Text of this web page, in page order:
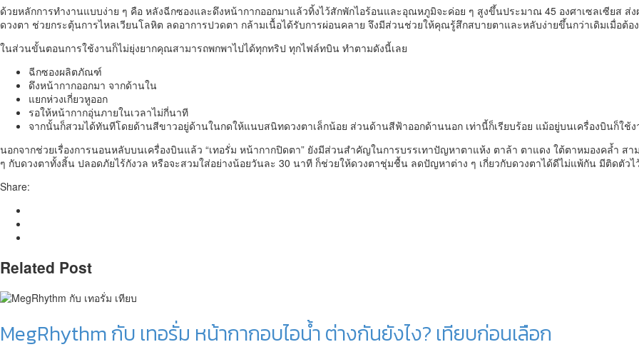
ด้วยหลักการทำงานแบบง่าย ๆ คือ หลังฉีกซองและดึงหน้ากากออกมาแล้วทิ้งไว้สักพักไอร้อนและอุณหภูมิจะค่อย ๆ สูงขึ้นประมาณ 45 องศาเซลเซียส
ดวงตา ช่วยกระตุ้นการไหลเวียนโลหิต ลดอาการปวดตา กล้ามเนื้อได้รับการผ่อนคลาย จึงมีส่วนช่วยให้คุณรู้สึกสบายตาและหลับง่ายขึ้นกว่าเดิมเมื่อต้อ
ในส่วนขั้นตอนการใช้งานก็ไม่ยุ่งยากคุณสามารถพกพาไปได้ทุกทริป ทุกไฟล์ทบิน ทำตามดังนี้เลย
ฉีกซองผลิตภัณฑ์
ดึงหน้ากากออกมา จากด้านใน
แยกห่วงเกี่ยวหูออก
รอให้หน้ากากอุ่นภายในเวลาไม่กี่นาที
จากนั้นก็สวมได้ทันทีโดยด้านสีขาวอยู่ด้านในกดให้แนบสนิทดวงตาเล็กน้อย ส่วนด้านสีฟ้าออกด้านนอก เท่านี้ก็เรียบร้อย แม้อยู่บนเครื่องบินก็ใช้
นอกจากช่วยเรื่องการนอนหลับบนเครื่องบินแล้ว “เทอรั่ม หน้ากากปิดตา” ยังมีส่วนสำคัญในการบรรเทาปัญหาตาแห้ง ตาล้า ตาแดง ใต้ตาหมองคล้ำ
ๆ กับดวงตาทั้งสิ้น ปลอดภัยไร้กังวล หรือจะสวมใส่อย่างน้อยวันละ 30 นาที ก็ช่วยให้ดวงตาชุ่มชื้น ลดปัญหาต่าง ๆ เกี่ยวกับดวงตาได้ดีไม่แพ้กัน มีติดตัว
Share:
Related Post
MegRhythm กับ เทอรั่ม หน้ากากอบไอน้ำ ต่างกันยังไง? เทียบก่อนเลือก